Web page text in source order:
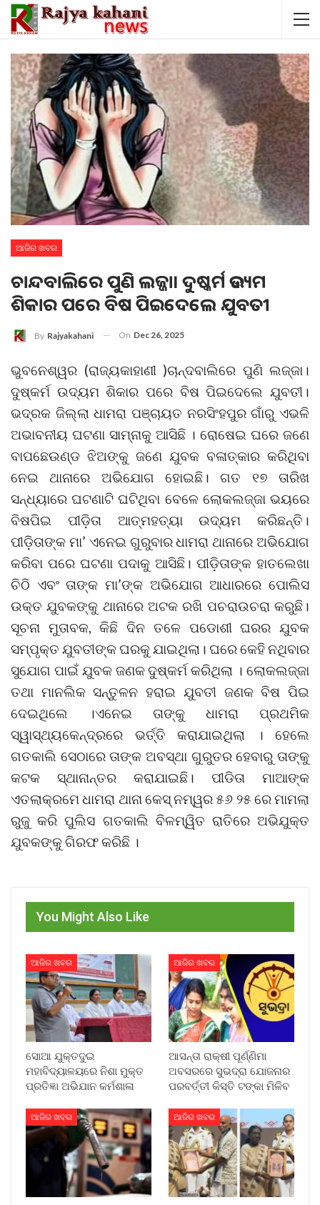
ଆଜିର ଖବର
ଚାନ୍ଦବାଲିରେ ପୁଣି ଲଜ୍ଜା। ଦୁଷ୍କର୍ମ ଉଦ୍ୟମ
ଶିକାର ପରେ ବିଷ ପିଇଦେଲେ ଯୁବତୀ
By Rajyakahani On Dec 26, 2025
ଭୁବନେଶ୍ୱର (ରାଜ୍ୟକାହାଣୀ )ଚାନ୍ଦବାଲିରେ ପୁଣି ଲଜ୍ଜା।
ଦୁଷ୍କର୍ମ ଉଦ୍ୟମ ଶିକାର ପରେ ବିଷ ପିଇଦେଲେ ଯୁବତୀ।
ଭଦ୍ରକ ଜିଲ୍ଲା ଧାମରା ପଞ୍ଚାୟତ ନରସିଂହପୁର ଗାଁରୁ ଏଭଳି
ଅଭାବନୀୟ ଘଟଣା ସାମ୍ନାକୁ ଆସିଛି । ରୋଷେଇ ଘରେ ଜଣେ
ବାପଛେଉଣ୍ଡ ଝିଅଙ୍କୁ ଜଣେ ଯୁବକ ବଳାତ୍କାର କରିଥିବା
ନେଇ ଥାନାରେ ଅଭିଯୋଗ ହୋଇଛି। ଗତ ୧୭ ତାରିଖ
ସନ୍ଧ୍ୟାରେ ଘଟଣାଟି ଘଟିଥିବା ବେଳେ ଲୋକଲଜ୍ଜା ଭୟରେ
ବିଷପିଇ ପୀଡ଼ିତା ଆତ୍ମହତ୍ୟା ଉଦ୍ୟମ କରିଛନ୍ତି।
ପୀଡ଼ିତାଙ୍କ ମା’ ଏନେଇ ଗୁରୁବାର ଧାମରା ଥାନାରେ ଅଭିଯୋଗ
କରିବା ପରେ ଘଟଣା ପଦାକୁ ଆସିଛି। ପୀଡ଼ିତାଙ୍କ ହାତଲେଖା
ଚିଠି ଏବଂ ତାଙ୍କ ମା’ଙ୍କ ଅଭିଯୋଗ ଆଧାରରେ ପୋଲିସ
ଉକ୍ତ ଯୁବକଙ୍କୁ ଥାନାରେ ଅଟକ ରଖି ପଚରାଉଚରା କରୁଛି।
ସୂଚନା ମୁତାବକ, କିଛି ଦିନ ତଳେ ପଡୋଶୀ ଘରର ଯୁବକ
ସମ୍ପୃକ୍ତ ଯୁବତୀଙ୍କ ଘରକୁ ଯାଇଥିଲା। ଘରେ କେହି ନଥିବାର
ସୁଯୋଗ ପାଇଁ ଯୁବକ ଜଣକ ଦୁଷ୍କର୍ମ କରିଥିଲା । ଲୋକଲଜ୍ଜା
ତଥା ମାନଲିକ ସନ୍ତୁଳନ ହରାଇ ଯୁବତୀ ଜଣକ ବିଷ ପିଇ
ଦେଇଥିଲେ ।ଏନେଇ ତାଙ୍କୁ ଧାମରା ପ୍ରଥମିକ
ସ୍ୱାସ୍ଥ୍ୟକେନ୍ଦ୍ରରେ ଭର୍ତ୍ତି କରାଯାଇଥିଲା । ହେଲେ
ଗତକାଲି ସେଠାରେ ତାଙ୍କ ଅବସ୍ଥା ଗୁରୁତର ହେବାରୁ ତାଙ୍କୁ
କଟକ ସ୍ଥାନାନ୍ତର କରାଯାଇଛି। ପୀଡିତା ମାଆଙ୍କ
ଏତଲାକ୍ରମେ ଧାମରା ଥାନା କେସ୍ ନମ୍ୱର ୫୬ ୨୫ ରେ ମାମଲା
ରୁଜୁ କରି ପୁଲିସ ଗତକାଲି ବିଳମ୍ୱିତ ରାତିରେ ଅଭିଯୁକ୍ତ
ଯୁବକଙ୍କୁ ଗିରଫ କରିଛି ।
You Might Also Like
ଆଜିର ଖବର
ସୋଆ ଯୁକ୍ତଦୁଇ
ମହାବିଦ୍ୟାଳୟରେ ନିଶା ମୁକ୍ତ
ପ୍ରତିଜ୍ଞା ଅଭିଯାନ କର୍ମଶାଳା
ଆଜିର ଖବର
ଆସନ୍ତା ରାକ୍ଷୀ ପୂର୍ଣ୍ଣିମା
ଅବସରରେ ସୁଭଦ୍ରା ଯୋଜନାର
ପରବର୍ତ୍ତୀ କିସ୍ତି ଟଙ୍କା ମିଳିବ
ଆଜିର ଖବର ଆଜିର ଖବର